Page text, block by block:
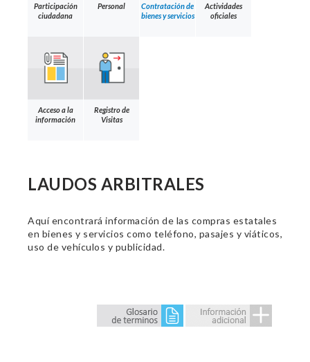
Participación
ciudadana
Personal
Contratación de
bienes y servicios
Actividades
oficiales
Acceso a la
información
Registro de
Visitas
LAUDOS ARBITRALES
Aquí encontrará información de las compras estatales
en bienes y servicios como teléfono, pasajes y viáticos,
uso de vehículos y publicidad.